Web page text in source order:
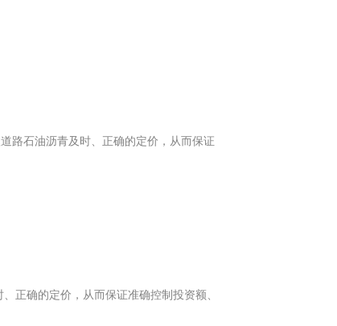
路石油沥青及时、正确的定价，从而保证
正确的定价，从而保证准确控制投资额、